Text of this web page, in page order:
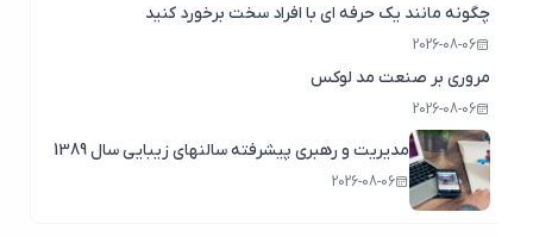
چگونه مانند یک حرفه ای با افراد سخت برخورد کنید
2026-08-06
مروری بر صنعت مد لوکس
2026-08-06
مدیریت و رهبری پیشرفته سالنهای زیبایی سال 1389
2026-08-06